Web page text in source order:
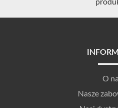
O
Nasze